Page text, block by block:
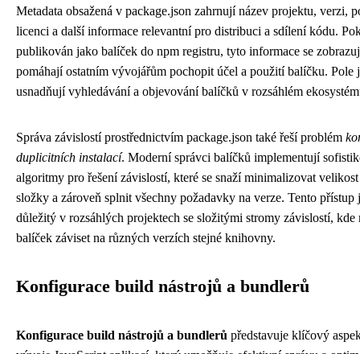
Metadata obsažená v package.json zahrnují název projektu, verzi,
licenci a další informace relevantní pro distribuci a sdílení kódu.
publikován jako balíček do npm registru, tyto informace se
pomáhají ostatním vývojářům pochopit účel a použití balíčku. Pole
usnadňují vyhledávání a objevování balíčků v rozsáhlém
Správa závislostí prostřednictvím package.json také řeší problém
duplicitních instalací. Moderní správci balíčků implementují
algoritmy pro řešení závislostí, které se snaží minimalizovat
složky a zároveň splnit všechny požadavky na verze. Tento přístup
důležitý v rozsáhlých projektech se složitými stromy závislostí, kde
balíček záviset na různých verzích stejné knihovny.
Konfigurace build nástrojů a bundlerů
Konfigurace build nástrojů a bundlerů představuje klíčový